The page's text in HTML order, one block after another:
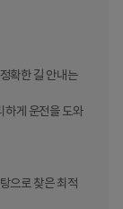
확한 길 안내는
하게 운전을 도와
으로 찾은 최적